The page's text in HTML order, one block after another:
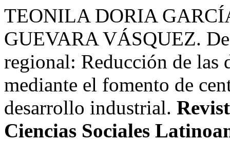
TEONILA DORIA
GUEVARA VÁSQUEZ.
regional: Reducción de las
mediante el fomento de
desarrollo industrial.
Ciencias Sociales